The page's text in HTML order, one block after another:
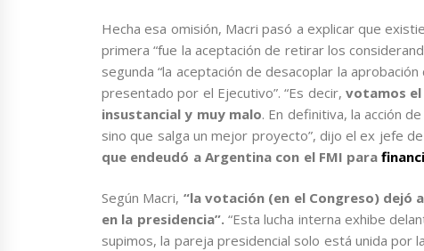
Hecha esa omisión, Macri pasó a explicar que
primera “fue la aceptación de retirar los
segunda “la aceptación de desacoplar la
presentado por el Ejecutivo”. “Es decir, votamos el
insustancial y muy malo. En definitiva, la acción
sino que salga un mejor proyecto”, dijo el ex jefe
que endeudó a Argentina con el FMI para
Según Macri, “la votación (en el Congreso)
en la presidencia”. “Esta lucha interna exhibe
supimos, la pareja presidencial solo está unida por